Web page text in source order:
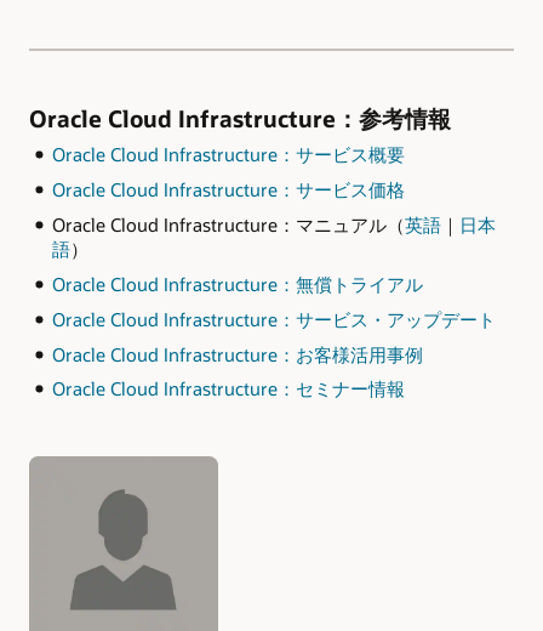
Oracle Cloud Infrastructure：参考情報
Oracle Cloud Infrastructure：サービス概要
Oracle Cloud Infrastructure：サービス価格
Oracle Cloud Infrastructure：マニュアル（英語｜ 日本
語）
Oracle Cloud Infrastructure：無償トライアル
Oracle Cloud Infrastructure：サービス・アップデート
Oracle Cloud Infrastructure：お客様活用事例
Oracle Cloud Infrastructure：セミナー情報
Authors